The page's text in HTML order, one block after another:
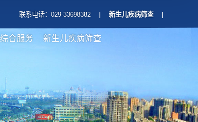
联系电话：029-33698382 新生儿疾病筛查
综合服务 新生儿疾病筛查